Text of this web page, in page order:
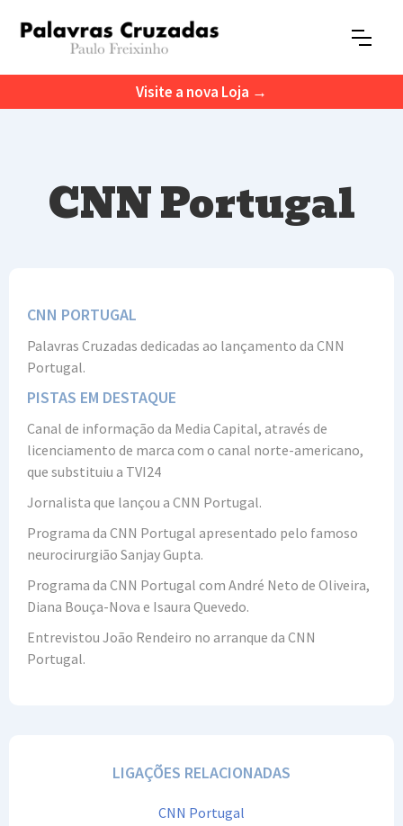
Visite a nova Loja →
CNN Portugal
CNN PORTUGAL
Palavras Cruzadas dedicadas ao lançamento da CNN
Portugal.
PISTAS EM DESTAQUE
Canal de informação da Media Capital, através de
licenciamento de marca com o canal norte-americano,
que substituiu a TVI24
Jornalista que lançou a CNN Portugal.
Programa da CNN Portugal apresentado pelo famoso
neurocirurgião Sanjay Gupta.
Programa da CNN Portugal com André Neto de Oliveira,
Diana Bouça-Nova e Isaura Quevedo.
Entrevistou João Rendeiro no arranque da CNN
Portugal.
LIGAÇÕES RELACIONADAS
CNN Portugal